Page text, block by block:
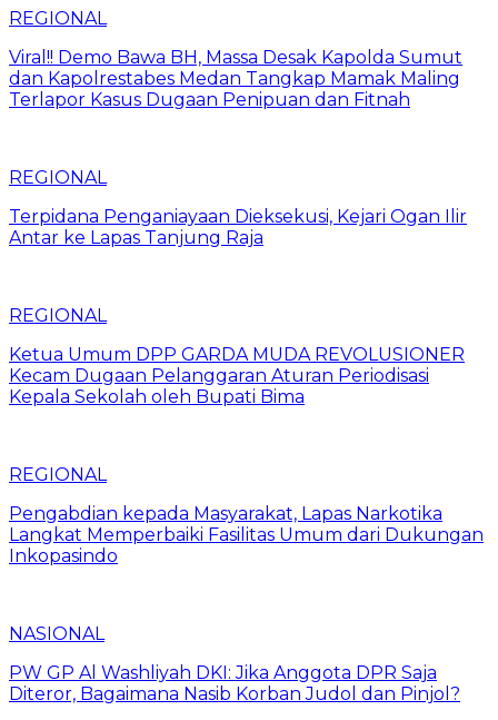
REGIONAL
Viral!! Demo Bawa BH, Massa Desak Kapolda Sumut
dan Kapolrestabes Medan Tangkap Mamak Maling
Terlapor Kasus Dugaan Penipuan dan Fitnah
REGIONAL
Terpidana Penganiayaan Dieksekusi, Kejari Ogan Ilir
Antar ke Lapas Tanjung Raja
REGIONAL
Ketua Umum DPP GARDA MUDA REVOLUSIONER
Kecam Dugaan Pelanggaran Aturan Periodisasi
Kepala Sekolah oleh Bupati Bima
REGIONAL
Pengabdian kepada Masyarakat, Lapas Narkotika
Langkat Memperbaiki Fasilitas Umum dari Dukungan
Inkopasindo
NASIONAL
PW GP Al Washliyah DKI: Jika Anggota DPR Saja
Diteror, Bagaimana Nasib Korban Judol dan Pinjol?